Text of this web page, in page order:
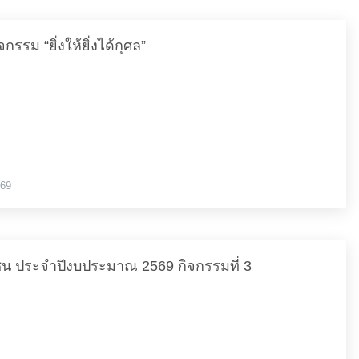
รรม “ยิ่งให้ยิ่งได้กุศล”
ประจำปีงบประมาณ 2569 กิจกรรมที่ 3